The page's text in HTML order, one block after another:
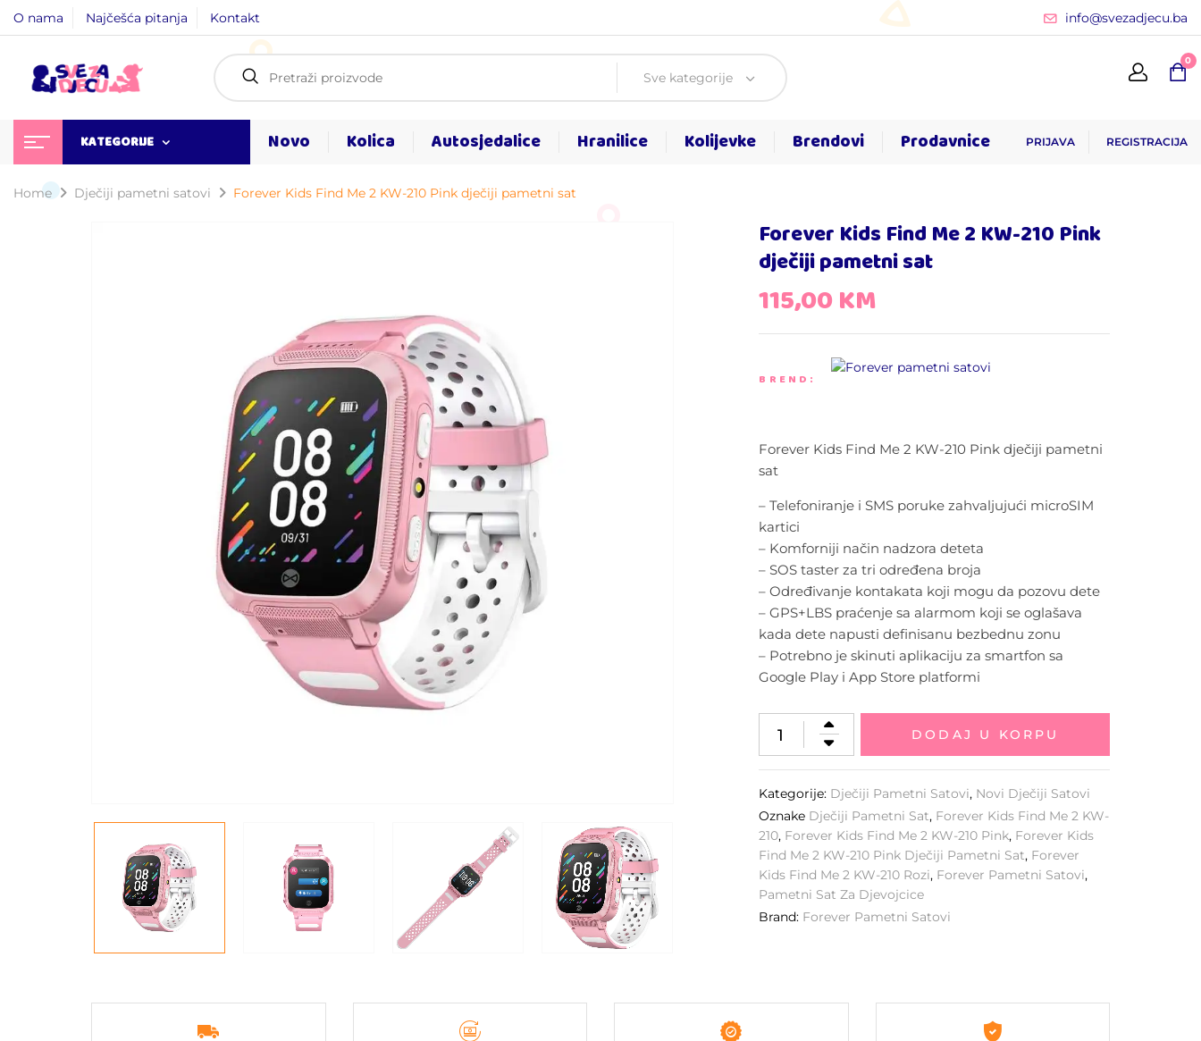
O nama Najčešća pitanja Kontakt info@svezadjecu.ba
Sve kategorije
0
KATEGORIJE Novo Kolica Autosjedalice Hranilice Kolijevke Brendovi Prodavnice PRIJAVA REGISTRACIJA
Home Dječiji pametni satovi Forever Kids Find Me 2 KW-210 Pink dječiji pametni sat
Forever Kids Find Me 2 KW-210 Pink
dječiji pametni sat
115,00KM
BREND:
Forever Kids Find Me 2 KW-210 Pink dječiji pametni
sat
– Telefoniranje i SMS poruke zahvaljujući microSIM
kartici
– Komforniji način nadzora deteta
– SOS taster za tri određena broja
– Određivanje kontakata koji mogu da pozovu dete
– GPS+LBS praćenje sa alarmom koji se oglašava
kada dete napusti definisanu bezbednu zonu
– Potrebno je skinuti aplikaciju za smartfon sa
Google Play i App Store platformi
DODAJ U KORPU
Kategorije: Dječiji Pametni Satovi, Novi Dječiji Satovi
Oznake Dječiji Pametni Sat, Forever Kids Find Me 2 KW-
210, Forever Kids Find Me 2 KW-210 Pink, Forever Kids
Find Me 2 KW-210 Pink Dječiji Pametni Sat, Forever
Kids Find Me 2 KW-210 Rozi, Forever Pametni Satovi,
Pametni Sat Za Djevojcice
Brand: Forever Pametni Satovi